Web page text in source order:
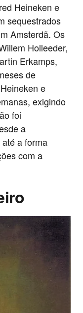
Heineken e
sequestrados
Amsterdã. Os
Holleeder,
Erkamps,
de
e
exigindo
foi
a
a forma
com a